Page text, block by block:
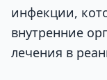
инфекции,
внутренние
лечения в